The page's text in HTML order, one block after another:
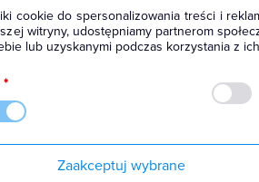
cookie do spersonalizowania treści i
witryny, udostępniamy partnerom
lub uzyskanymi podczas korzystania z
*
Zaakceptuj wybrane
zadawane pytania